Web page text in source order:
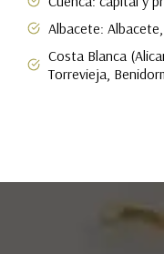
Albacete:
Costa Blanca
Torrevieja,